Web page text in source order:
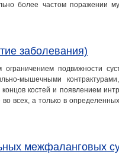
более частом поражении
заболевания)
подвижности
мышечными
костей и появлением
всех, а только в
межфаланговых